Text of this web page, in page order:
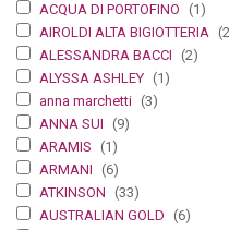
ACQUA DI PORTOFINO (1)
AIROLDI ALTA BIGIOTTERIA
ALESSANDRA BACCI (2)
ALYSSA ASHLEY (1)
anna marchetti (3)
ANNA SUI (9)
ARAMIS (1)
ARMANI (6)
ATKINSON (33)
AUSTRALIAN GOLD (6)